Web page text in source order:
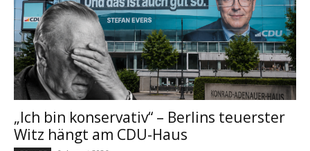
„Ich bin konservativ“ – Berlins teuerster
Witz hängt am CDU-Haus